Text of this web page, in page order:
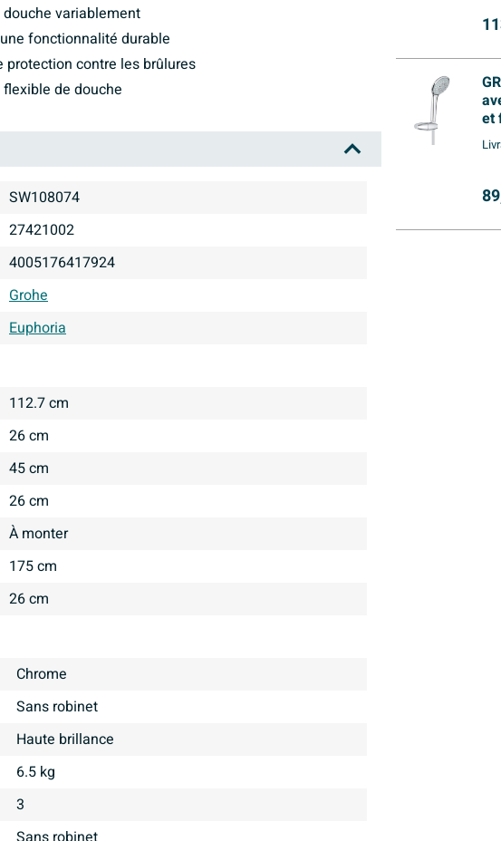
variablement
fonctionnalité durable
protection contre les brûlures
de douche
SW108074
27421002
4005176417924
Grohe
Euphoria
112.7 cm
26 cm
45 cm
26 cm
À monter
175 cm
26 cm
Chrome
Sans robinet
haute brillance
6.5 kg
3
et